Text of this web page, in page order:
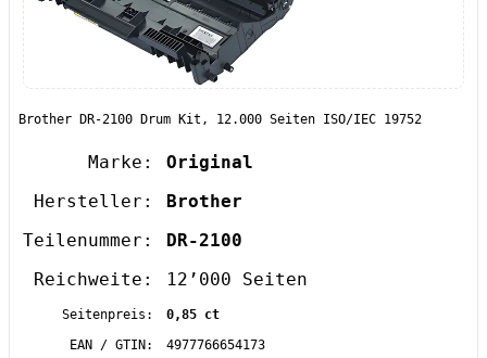
Brother DR-2100 Drum Kit, 12.000 Seiten ISO/IEC 19752
Marke:
Original
Hersteller:
Brother
Teilenummer:
DR-2100
Reichweite:
12’000 Seiten
Seitenpreis:
0,85 ct
EAN / GTIN:
4977766654173